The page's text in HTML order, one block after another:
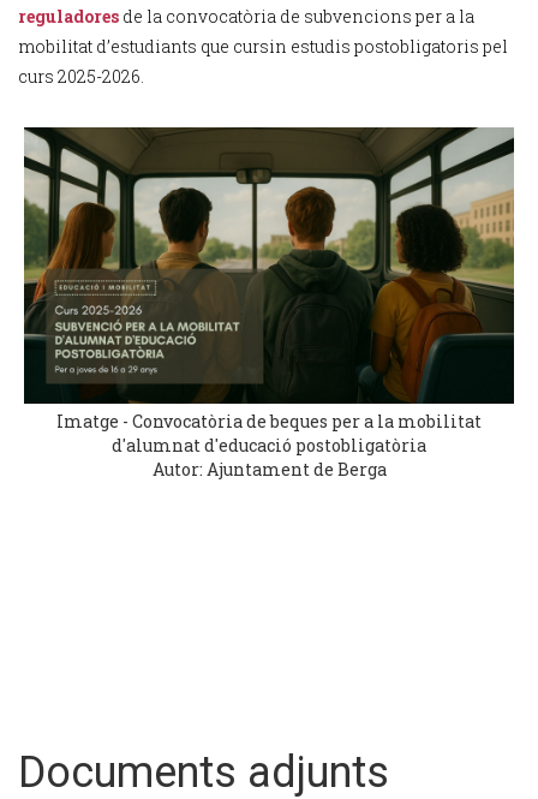
reguladores de la convocatòria de subvencions per a la
mobilitat d’estudiants que cursin estudis postobligatoris pel
curs 2025-2026.
Imatge - Convocatòria de beques per a la mobilitat
d'alumnat d'educació postobligatòria
Autor: Ajuntament de Berga
Documents adjunts